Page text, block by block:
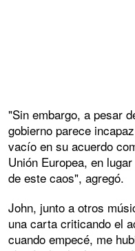
"Sin embargo, a pesar
gobierno parece
vacío en su acuerdo
Unión Europea, en
de este caos", agregó.
John, junto a otros
una carta criticando el
cuando empecé, me